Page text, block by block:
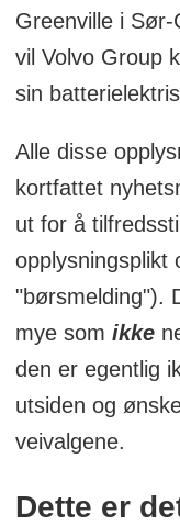
Greenville i
vil Volvo Group
sin
Alle disse
kortfattet
ut for å
opplysningsplikt
"børsmelding").
mye som ikke
den er egentlig
utsiden og
veivalgene.
Dette er